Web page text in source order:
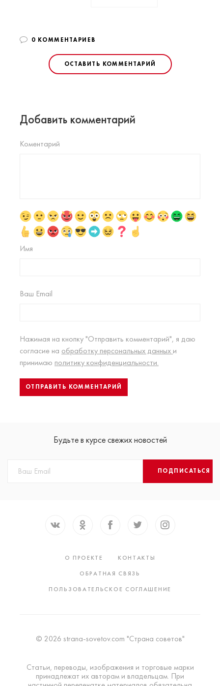
0 КОММЕНТАРИЕВ
ОСТАВИТЬ КОММЕНТАРИЙ
Добавить комментарий
Коментарий
Имя
Ваш Email
Нажимая на кнопку "Отправить комментарий", я даю
согласие на обработку персональных данных и
принимаю политику конфиденциальности.
Будьте в курсе свежих новостей
ПОДПИСАТЬСЯ
О ПРОЕКТЕ
КОНТАКТЫ
ОБРАТНАЯ СВЯЗЬ
ПОЛЬЗОВАТЕЛЬСКОЕ СОГЛАШЕНИЕ
© 2026 strana-sovetov.com "Страна советов"
Статьи, переводы, изображения и торговые марки
принадлежат их авторам и владельцам. При